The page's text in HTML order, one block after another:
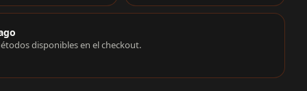
disponibles en el checkout.